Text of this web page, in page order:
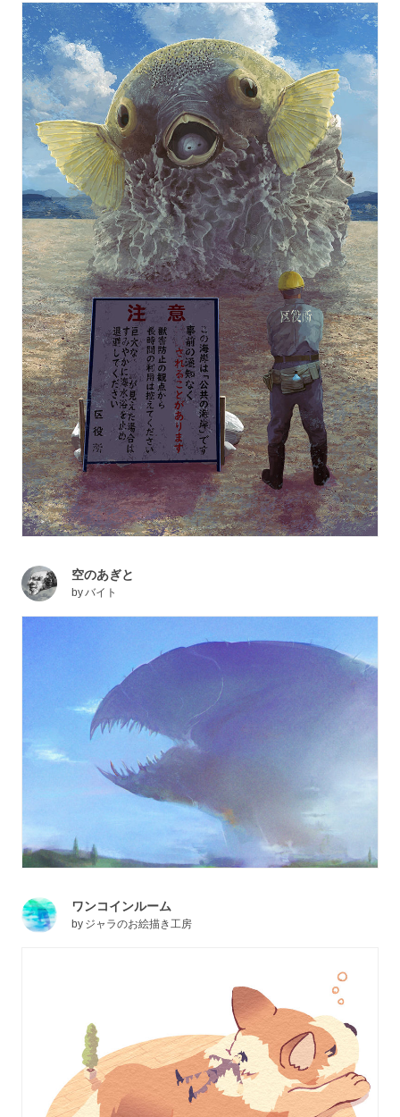
空のあぎと
byバイト
ワンコインルーム
by ジャラのお絵描き工房